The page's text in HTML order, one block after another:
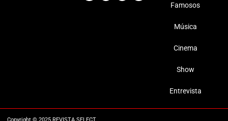
Famosos
Música
Cinema
Show
Entrevista